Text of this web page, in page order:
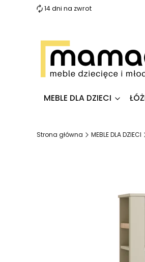
14 dni na zwrot
MEBLE DLA DZIECI
Strona główna MEBLE DLA DZIECI